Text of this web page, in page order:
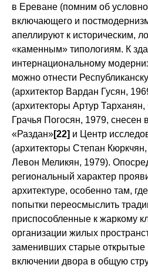
в Ереване (помним об
включающего и
апеллируют к историческим,
«каменным» типологиям. К
интернациональному
можно отнести
(архитектор Вардан Гусян,
(архитекторы Артур
Грачья Погосян, 1979, снесен
«Раздан»[22] и Центр
(архитекторы Степан
Левон Меликян, 1979).
региональный характер
архитектуре, особенно там,
попытки переосмыслить
приспособленные к жаркому
организации жилых
заменивших старые открытые
включении двора в общую